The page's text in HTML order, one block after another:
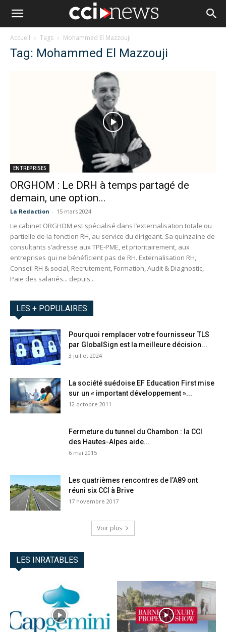
Accueil Tags Mohammed El Mazzouji
Tag: Mohammed El Mazzouji
ENTREPRISES
ORGHOM : Le DRH à temps partagé de
demain, une option...
La Redaction - 15 mars 2024
Le cabinet ORGHOM est spécialisé dans l’externalisation totale ou
partielle de la fonction RH, au service du dirigeant. Sa quinzaine de
consultants s’adresse aux TPE-PME, et prioritairement, aux
entreprises qui ne bénéficient pas de RH. Externalisation RH,
Conseil RH & social, Recrutement, Formation, Audit & Diagnostic,
Paie des salariés... depuis...
LES + POPULAIRES
Pourquoi remplacer votre fournisseur TLS
par GlobalSign est la meilleure décision...
3 juillet 2024
La société suédoise EF Education First mise
sur un « important développement »...
12 octobre 2011
Fermeture du tunnel du Chambon : la CCI
des Hautes-Alpes aide...
6 mai 2015
Les quatrièmes rencontres de l’A89 ont
réuni six CCI à Brive
17 novembre 2017
Voir plus
LES INRATABLES